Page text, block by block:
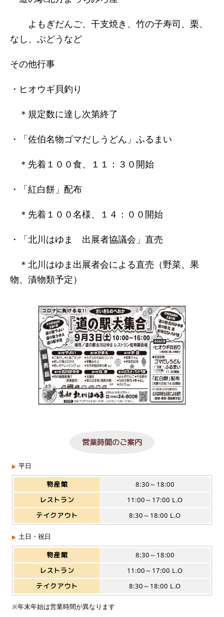
よもぎだんご、干支焼き、竹の子寿司、栗、
なし、ぶどうなど
その他行事
・ヒオウギ貝釣り
＊規定数に達し次第終了
・「佐伯名物ゴマだしうどん」ふるまい
＊先着１００食、１１：３０開始
・「紅白餅」配布
＊先着１００名様、１４：００開始
・「北川はゆま 出展者協議会」直売
＊北川はゆま出展者会による直売（野菜、果
物、漬物類予定）
営業時間のご案内
平日
物産館
8:30～18:00
レストラン
11:00～17:00 L.O
テイクアウト
8:30～18:00 L.O
土日・祝日
物産館
8:30～18:00
レストラン
11:00～17:00 L.O
テイクアウト
8:30～18:00 L.O
※年末年始は営業時間が異なります